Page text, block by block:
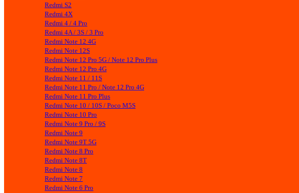
Redmi S2
Redmi 4X
Redmi 4 / 4 Pro
Redmi 4A / 3S / 3 Pro
Redmi Note 12 4G
Redmi Note 12S
Redmi Note 12 Pro 5G / Note 12 Pro Plus
Redmi Note 12 Pro 4G
Redmi Note 11 / 11S
Redmi Note 11 Pro / Note 12 Pro 4G
Redmi Note 11 Pro Plus
Redmi Note 10 / 10S / Poco M5S
Redmi Note 10 Pro
Redmi Note 9 Pro / 9S
Redmi Note 9
Redmi Note 9T 5G
Redmi Note 8 Pro
Redmi Note 8T
Redmi Note 8
Redmi Note 7
Redmi Note 6 Pro